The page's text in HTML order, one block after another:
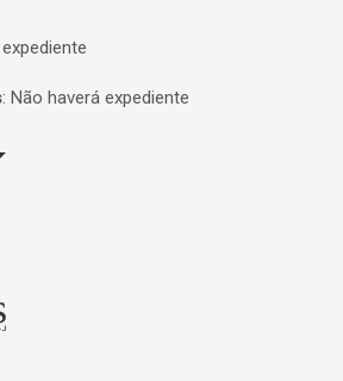
: Não haverá expediente